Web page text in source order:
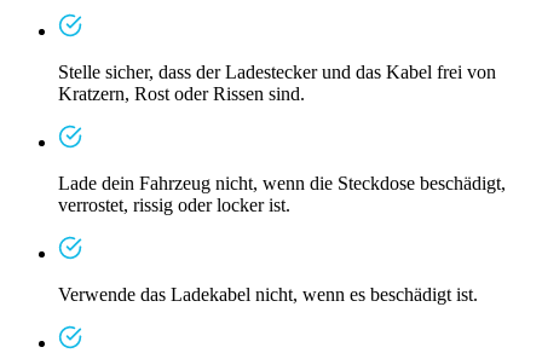
Stelle sicher, dass der Ladestecker und das Kabel frei von
Kratzern, Rost oder Rissen sind.
Lade dein Fahrzeug nicht, wenn die Steckdose beschädigt,
verrostet, rissig oder locker ist.
Verwende das Ladekabel nicht, wenn es beschädigt ist.